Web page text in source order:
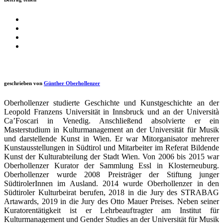
geschrieben von Günther Oberhollenzer
Oberhollenzer studierte Geschichte und Kunstgeschichte an der
Leopold Franzens Universität in Innsbruck und an der Università
Ca’Foscari in Venedig. Anschließend absolvierte er ein
Masterstudium in Kulturmanagement an der Universität für Musik
und darstellende Kunst in Wien. Er war Mitorganisator mehrerer
Kunstausstellungen in Südtirol und Mitarbeiter im Referat Bildende
Kunst der Kulturabteilung der Stadt Wien. Von 2006 bis 2015 war
Oberhollenzer Kurator der Sammlung Essl in Klosterneuburg.
Oberhollenzer wurde 2008 Preisträger der Stiftung junger
SüdtirolerInnen im Ausland. 2014 wurde Oberhollenzer in den
Südtiroler Kulturbeirat berufen, 2018 in die Jury des STRABAG
Artawards, 2019 in die Jury des Otto Mauer Preises. Neben seiner
Kuratorentätigkeit ist er Lehrbeauftragter am Institut für
Kulturmanagement und Gender Studies an der Universität für Musik